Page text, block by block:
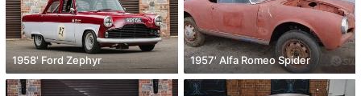
1958' Ford Zephyr 1957' Alfa Romeo Spider